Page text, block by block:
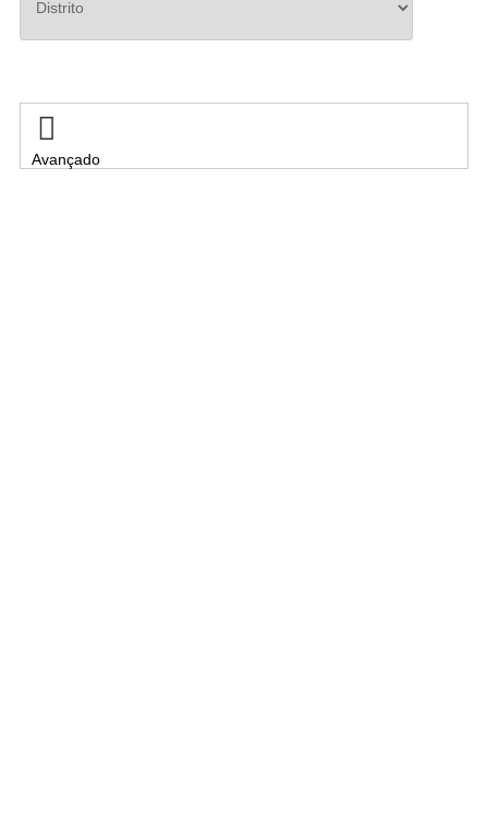

Avançado